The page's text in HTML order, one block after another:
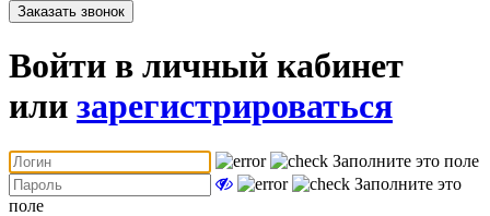
Заказать звонок
Войти в личный кабинет
или зарегистрироваться
Заполните это поле
Заполните это
поле